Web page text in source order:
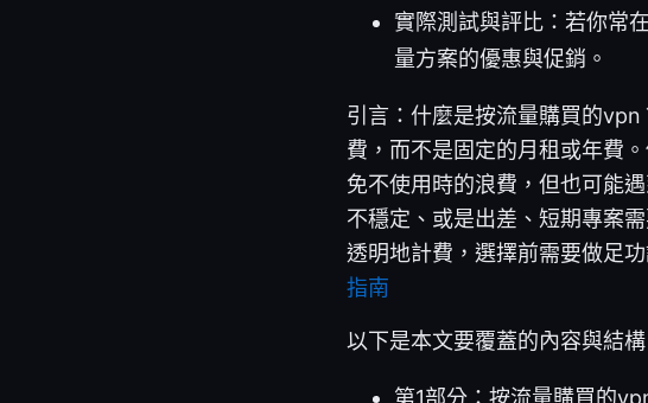
實際測試與評比：若你常
量方案的優惠與促銷。
引言：什麼是按流量購買的
費，而不是固定的月租或年費
免不使用時的浪費，但也可能
不穩定、或是出差、短期專案
透明地計費，選擇前需要做足功
指南
以下是本文要覆蓋的內容與結構
第1部分：按流量購買的